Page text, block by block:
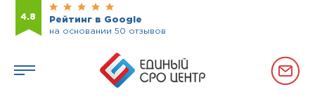
4.8
Рейтинг в Google
на основании 50 отзывов